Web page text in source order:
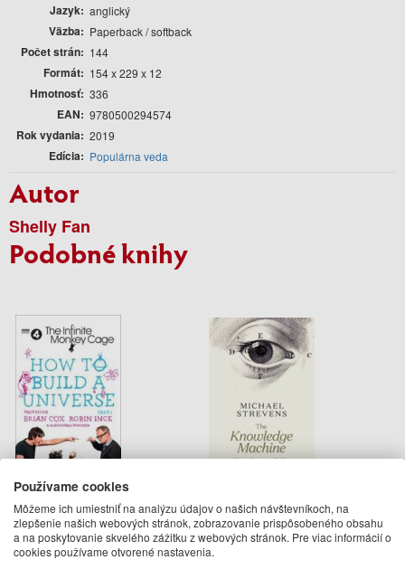
Jazyk anglický
Väzba Paperback / softback
Počet strán 144
Formát 154 x 229 x 12
Hmotnosť 336
EAN 9780500294574
Rok vydania 2019
Edícia Populárna veda
Autor
Shelly Fan
Podobné knihy
How To Build A Universe
Brian Cox, Robin Ince, Alexandra
Feachem
Michael Strevens
Používame cookies
Môžeme ich umiestniť na analýzu údajov o našich návštevníkoch, na
zlepšenie našich webových stránok, zobrazovanie prispôsobeného obsahu
a na poskytovanie skvelého zážitku z webových stránok. Pre viac informácií o
cookies používame otvorené nastavenia.